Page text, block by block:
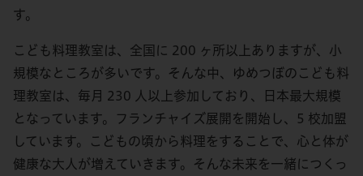
す。
こども料理教室は、全国に 200 ヶ所以上ありますが、小
規模なところが多いです。そんな中、ゆめつぼのこども料
理教室は、毎月 230 人以上参加しており、日本最大規模
となっています。フランチャイズ展開を開始し、5 校加盟
しています。こどもの頃から料理をすることで、心と体が
健康な大人が増えていきます。そんな未来を一緒につくっ